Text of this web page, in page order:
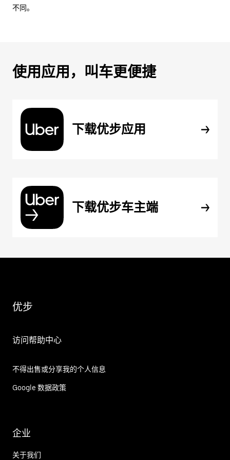
不同。
使用应用，叫车更便捷
下载优步应用
下载优步车主端
优步
访问帮助中心
不得出售或分享我的个人信息
Google 数据政策
企业
关于我们